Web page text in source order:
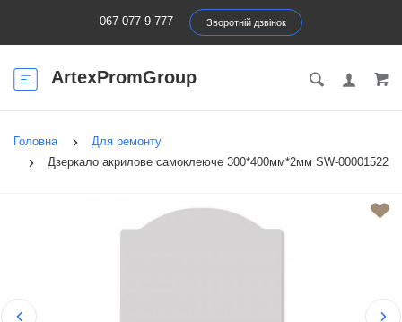
067 077 9 777 Зворотній дзвінок
ArtexPromGroup
Головна
Для ремонту
Дзеркало акрилове самоклеюче 300*400мм*2мм SW-00001522